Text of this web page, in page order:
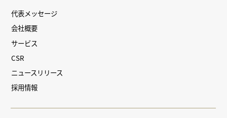
代表メッセージ
会社概要
サービス
CSR
ニュースリリース
採用情報